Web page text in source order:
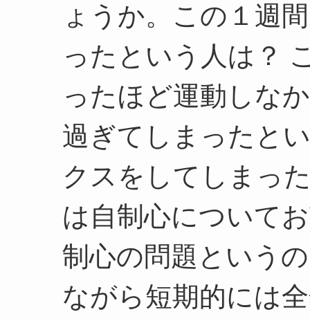
ょうか。この１週
ったという人は？
ったほど運動しな
過ぎてしまったと
クスをしてしまっ
は自制心について
制心の問題という
ながら短期的には